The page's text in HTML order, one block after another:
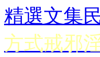
精選文集
方式戒邪